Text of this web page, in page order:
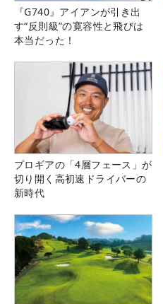
『G740』アイアンが引き出
す“反則級”の寛容性と飛びは
本当だった！
プロギアの「4層フェース」が
切り開く高初速ドライバーの
新時代